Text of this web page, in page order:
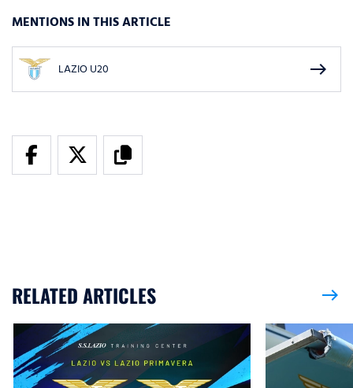
MENTIONS IN THIS ARTICLE
LAZIO U20 east
RELATED ARTICLES east